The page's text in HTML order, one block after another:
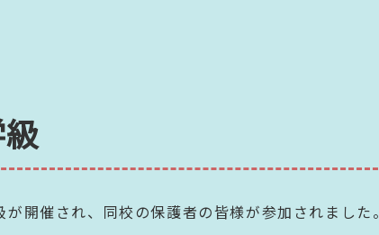
開催され、同校の保護者の皆様が参加されました。